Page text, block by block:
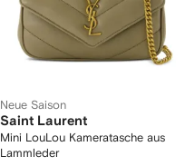
Neue Saison
Saint Laurent
Mini LouLou Kameratasche aus
Lammleder